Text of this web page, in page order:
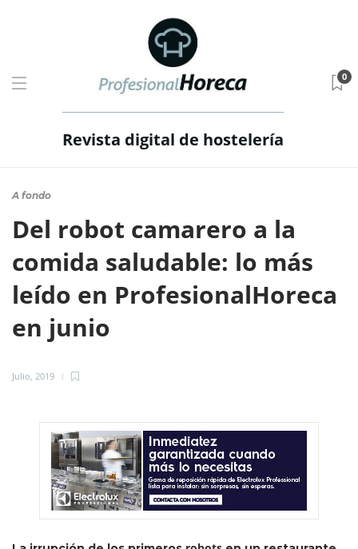
Revista digital de hostelería
0
A fondo
Del robot camarero a la
comida saludable: lo más
leído en ProfesionalHoreca
en junio
Julio, 2019